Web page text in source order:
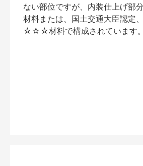
ない部位ですが、内装仕上げ部
材料または、国土交通大臣認定
☆☆☆材料で構成されています。